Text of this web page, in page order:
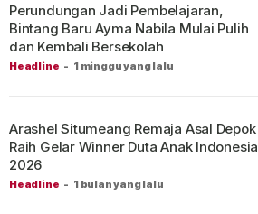
Headline - 1 minggu yang lalu
Perundungan Jadi Pembelajaran,
Bintang Baru Ayma Nabila Mulai Pulih
dan Kembali Bersekolah
Headline - 1 bulan yang lalu
Arashel Situmeang Remaja Asal Depok
Raih Gelar Winner Duta Anak Indonesia
2026